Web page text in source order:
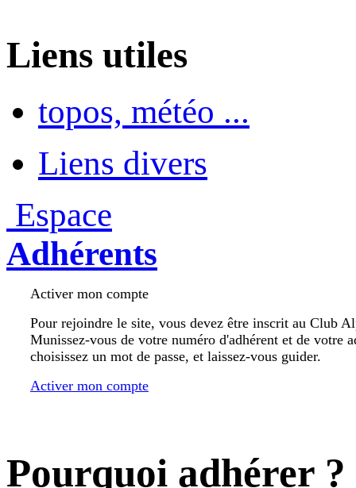
Liens utiles
topos, météo ...
Liens divers
Espace
Adhérents
Activer mon compte
Pour rejoindre le site, vous devez être inscrit au Club
Munissez-vous de votre numéro d'adhérent et de votre
choisissez un mot de passe, et laissez-vous guider.
Activer mon compte
Pourquoi adhérer ?